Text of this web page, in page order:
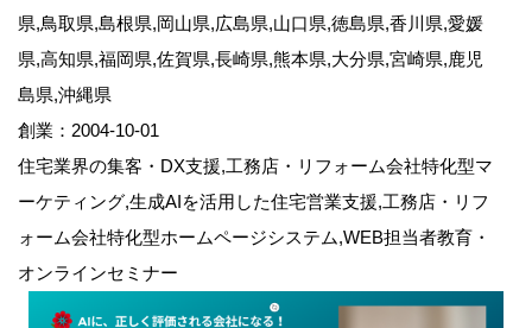
県,鳥取県,島根県,岡山県,広島県,山口県,徳島県,香川県,愛媛
県,高知県,福岡県,佐賀県,長崎県,熊本県,大分県,宮崎県,鹿児
島県,沖縄県
創業：2004-10-01
住宅業界の集客・DX支援,工務店・リフォーム会社特化型マ
ーケティング,生成AIを活用した住宅営業支援,工務店・リフ
ォーム会社特化型ホームページシステム,WEB担当者教育・
オンラインセミナー